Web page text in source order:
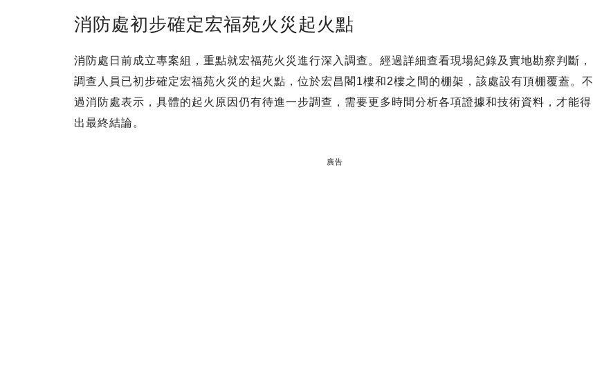
消防處初步確定宏福苑火災起火點
消防處日前成立專案組，重點就宏福苑火災進行深入調查。經過詳細查看現場紀錄及實地勘察判斷，
調查人員已初步確定宏福苑火災的起火點，位於宏昌閣1樓和2樓之間的棚架，該處設有頂棚覆蓋。不
過消防處表示，具體的起火原因仍有待進一步調查，需要更多時間分析各項證據和技術資料，才能得
出最終結論。
廣告